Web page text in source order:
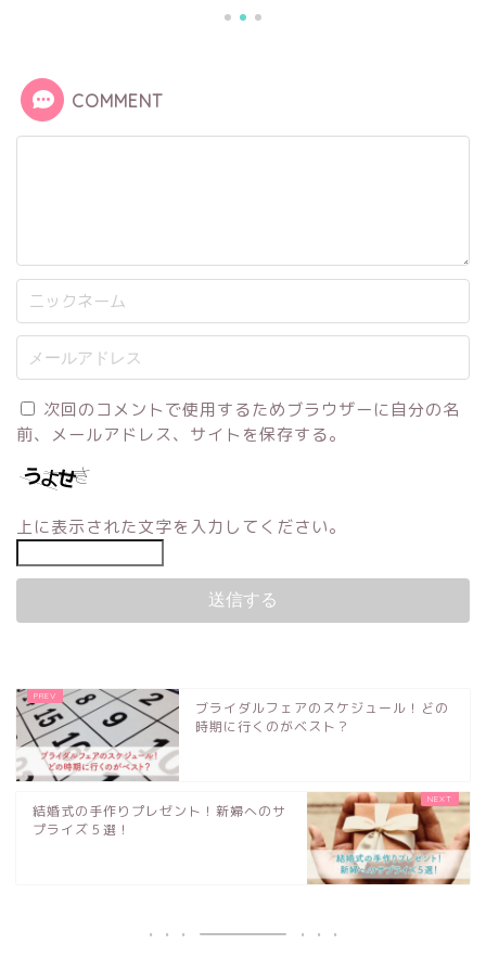
COMMENT
次回のコメントで使用するためブラウザーに自分の名
前、メールアドレス、サイトを保存する。
上に表示された文字を入力してください。
ブライダルフェアのスケジュール！どの
時期に行くのがベスト？
結婚式の手作りプレゼント！新婦へのサ
プライズ５選！